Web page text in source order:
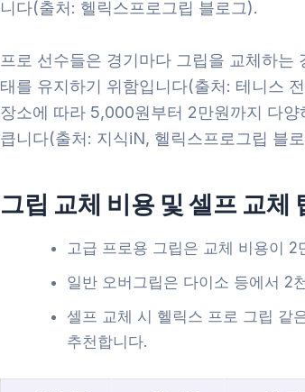
니다(출처: 헬릭스프로그립 블로그).
프로 선수들은 경기마다 그립을 교체하는
태를 유지하기 위함입니다(출처: 테니스
장소에 따라 5,000원부터 2만원까지 다
큽니다(출처: 지식iN, 헬릭스프로그립 블
그립 교체 비용 및 셀프 교체
고급 프로용 그립은 교체 비용이 2
일반 오버그립은 다이소 등에서 2
셀프 교체 시 헬릭스 프로 그립 같
추천합니다.